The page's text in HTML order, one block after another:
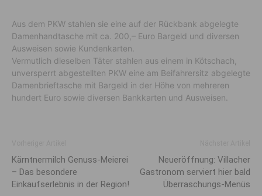
Aus dem PKW stahlen sie eine auf der Rückbank abgelegte
Damenhandtasche mit ca. 200,– Euro Bargeld und diversen
Ausweisen sowie Kundenkarten.
Vermutlich dieselben Täter stahlen aus einem in Kötschach,
unversperrt abgestellten PKW eine am Beifahrersitz abgelegte
Damenbrieftasche mit Bargeld in der Höhe von mehreren
hundert Euro sowie diversen Bankkarten und Ausweisen.
Kärntnermilch Genuss-Meierei
– Das besondere
Einkaufserlebnis in der Region!
Neueröffnung: Villacher
Gastro­nom serviert hier bald
Überraschungs-Menüs